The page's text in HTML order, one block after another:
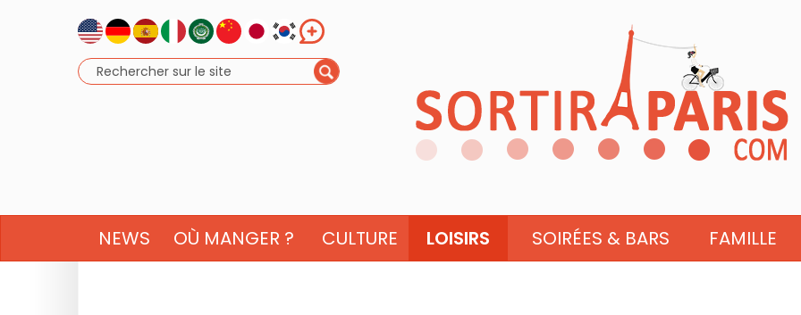
NEWS OÙ MANGER ? CULTURE LOISIRS SOIRÉES & BARS FAMILLE